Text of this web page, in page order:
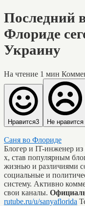
Последний
Флориде
Украину
На чтение 1 мин
Нравится3 Не нравится
Саня во Флориде
Блогер и IT-инженер
х, став популярным
жизнью и различиями
социальные и
систему. Активно
свои каналы.
rutube.ru/u/sanyaflorida